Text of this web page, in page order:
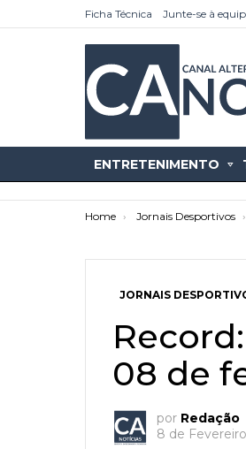
Ficha Técnica Junte-se à
ENTRETENIMENTO
You are here:
Home Jornais Desportivos
JORNAIS
08 de
por Redação
8 de